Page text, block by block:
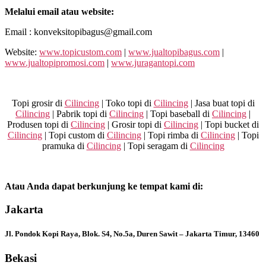
Melalui email atau website:
Email : konveksitopibagus@gmail.com
Website: www.topicustom.com | www.jualtopibagus.com |
www.jualtopipromosi.com | www.juragantopi.com
Topi grosir di Cilincing| Toko topi di Cilincing| Jasa buat topi di
Cilincing | Pabrik topi di Cilincing | Topi baseball di Cilincing |
Produsen topi di Cilincing | Grosir topi di Cilincing | Topi bucket di
Cilincing| Topi custom di Cilincing| Topi rimba di Cilincing| Topi
pramuka di Cilincing| Topi seragam di Cilincing
Atau Anda dapat berkunjung ke tempat kami di:
Jakarta
Jl. Pondok Kopi Raya, Blok. S4, No.5a, Duren Sawit – Jakarta Timur, 13460
Bekasi